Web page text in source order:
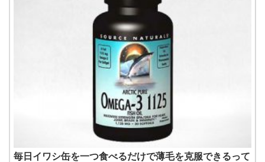
毎日イワシ缶を一つ食べるだけで薄毛を克服できるって